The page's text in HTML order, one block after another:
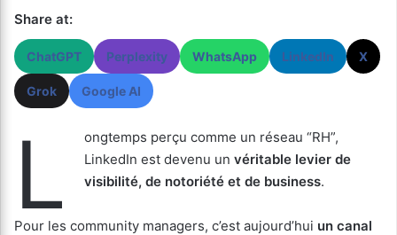
Share at:
ChatGPT Perplexity WhatsApp LinkedIn X
Grok Google AI
L
ongtemps perçu comme un réseau “RH”,
LinkedIn est devenu un véritable levier de
visibilité, de notoriété et de business.
Pour les community managers, c’est aujourd’hui un canal